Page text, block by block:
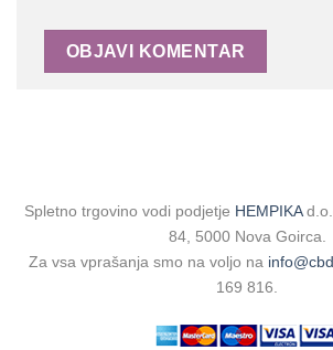
Spletno trgovino vodi podjetje HEMPIKA
84, 5000 Nova Goirca.
Za vsa vprašanja smo na voljo na
169 816.